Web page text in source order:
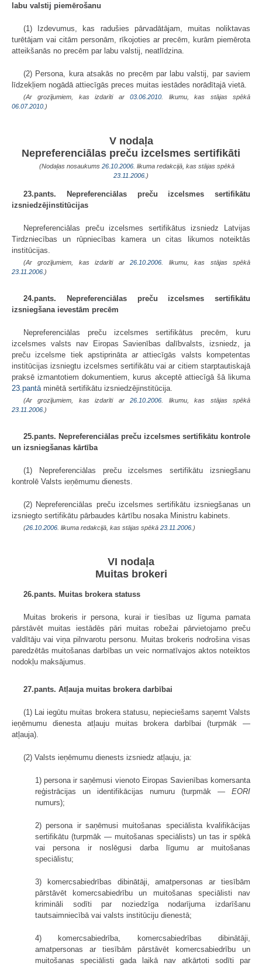
labu valstij piemērošanu
(1) Izdevumus, kas radušies pārvadātājam, muitas noliktavas
turētājam vai citām personām, rīkojoties ar precēm, kurām piemērota
atteikšanās no precēm par labu valstij, neatlīdzina.
(2) Persona, kura atsakās no precēm par labu valstij, par saviem
līdzekļiem nogādā attiecīgās preces muitas iestādes norādītajā vietā.
(Ar grozījumiem, kas izdarīti ar03.06.2010 . likumu, kas stājas spēkā
06.07.2010. )
V nodaļa
Nepreferenciālas preču izcelsmes sertifikāti
(Nodaļas nosaukums 26.10.2006 . likuma redakcijā, kas stājas spēkā
23.11.2006. )
23.pants. Nepreferenciālas preču izcelsmes sertifikātu
izsniedzējinstitūcijas
Nepreferenciālas preču izcelsmes sertifikātus izsniedz Latvijas
Tirdzniecības un rūpniecības kamera un citas likumos noteiktās
institūcijas.
(Ar grozījumiem, kas izdarīti ar26.10.2006 . likumu, kas stājas spēkā
23.11.2006. )
24.pants. Nepreferenciālas preču izcelsmes sertifikātu
izsniegšana ievestām precēm
Nepreferenciālas preču izcelsmes sertifikātus precēm, kuru
izcelsmes valsts nav Eiropas Savienības dalībvalsts, izsniedz, ja
preču izcelsme tiek apstiprināta ar attiecīgās valsts kompetentas
institūcijas izsniegtu izcelsmes sertifikātu vai ar citiem starptautiskajā
praksē izmantotiem dokumentiem, kurus akceptē attiecīgā šā likuma
23.pantā minētā sertifikātu izsniedzējinstitūcija.
(Ar grozījumiem, kas izdarīti ar26.10.2006 . likumu, kas stājas spēkā
23.11.2006. )
25.pants. Nepreferenciālas preču izcelsmes sertifikātu kontrole
un izsniegšanas kārtība
(1) Nepreferenciālas preču izcelsmes sertifikātu izsniegšanu
kontrolē Valsts ieņēmumu dienests.
(2) Nepreferenciālas preču izcelsmes sertifikātu izsniegšanas un
izsniegto sertifikātu pārbaudes kārtību nosaka Ministru kabinets.
(26.10.2006 . likuma redakcijā, kas stājas spēkā 23.11.2006. )
VI nodaļa
Muitas brokeri
26.pants. Muitas brokera statuss
Muitas brokeris ir persona, kurai ir tiesības uz līguma pamata
pārstāvēt muitas iestādēs pāri muitas robežai pārvietojamo preču
valdītāju vai viņa pilnvarotu personu. Muitas brokeris nodrošina visas
paredzētās muitošanas darbības un veic normatīvajos aktos noteiktos
nodokļu maksājumus.
27.pants. Atļauja muitas brokera darbībai
(1) Lai iegūtu muitas brokera statusu, nepieciešams saņemt Valsts
ieņēmumu dienesta atļauju muitas brokera darbībai (turpmāk —
atļauja).
(2) Valsts ieņēmumu dienests izsniedz atļauju, ja:
1) persona ir saņēmusi vienoto Eiropas Savienības komersanta
reģistrācijas un identifikācijas numuru (turpmāk — EORI
numurs);
2) persona ir saņēmusi muitošanas speciālista kvalifikācijas
sertifikātu (turpmāk — muitošanas speciālists) un tas ir spēkā
vai persona ir noslēgusi darba līgumu ar muitošanas
speciālistu;
3) komercsabiedrības dibinātāji, amatpersonas ar tiesībām
pārstāvēt komercsabiedrību un muitošanas speciālisti nav
krimināli sodīti par noziedzīga nodarījuma izdarīšanu
tautsaimniecībā vai valsts institūciju dienestā;
4) komercsabiedrība, komercsabiedrības dibinātāji,
amatpersonas ar tiesībām pārstāvēt komercsabiedrību un
muitošanas speciālisti gada laikā nav atkārtoti sodīti par